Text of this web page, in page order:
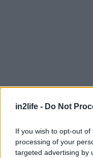
in2life - Do Not
If you wish to opt-out
processing of your
targeted advertising by